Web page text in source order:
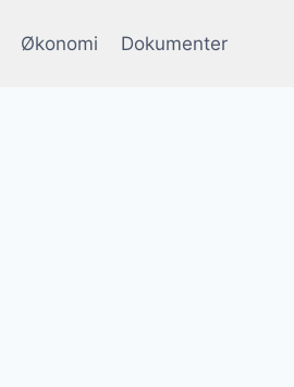
Økonomi Dokumenter